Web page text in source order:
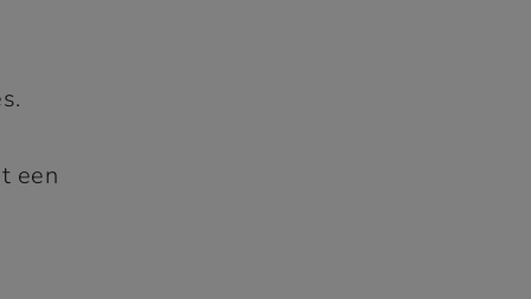
een